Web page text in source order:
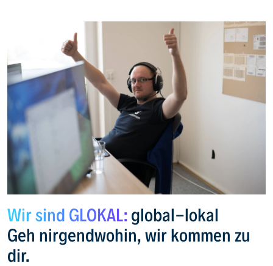
Wir sind GLOKAL:global-lokal
Geh nirgendwohin, wir kommen zu
dir.